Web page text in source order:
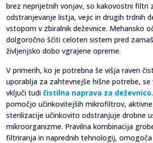
brez neprijetnih vonjav, so kakovostni filtri
odstranjevanje listja, vejic in drugih trdnih
vstopom v zbiralnik deževnice. Mehansko
dolgoročno ščiti celoten sistem pred
življenjsko dobo vgrajene opreme.
V primerih, ko je potrebna še višja raven
uporablja za zahtevnejše hišne potrebe,
vključi tudi čistilna naprava za deževnico
pomočjo učinkovitejših mikrofiltrov,
sterilizacije učinkovito odstranjuje drobne
mikroorganizme. Pravilna kombinacija
filtriranja in naprednih tehnologij,